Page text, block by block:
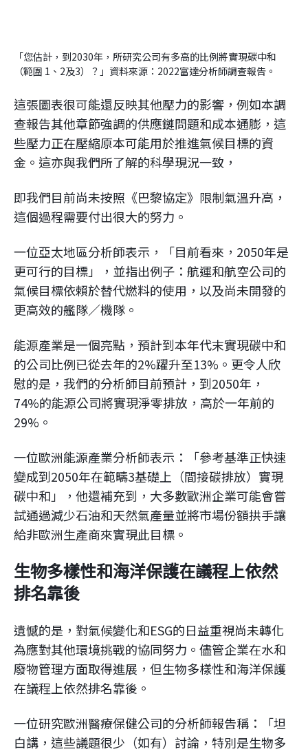
「您估計，到2030年，所研究公司有多高的比例將實現碳中和
（範圍 1、2及3）？」資料來源：2022富達分析師調查報告。
這張圖表很可能還反映其他壓力的影響，例如本調
查報告其他章節強調的供應鏈問題和成本通膨，這
些壓力正在壓縮原本可能用於推進氣候目標的資
金。這亦與我們所了解的科學現況一致，
即我們目前尚未按照《巴黎協定》限制氣溫升高，
這個過程需要付出很大的努力。
一位亞太地區分析師表示，「目前看來，2050年是
更可行的目標」，並指出例子：航運和航空公司的
氣候目標依賴於替代燃料的使用，以及尚未開發的
更高效的艦隊／機隊。
能源產業是一個亮點，預計到本年代末實現碳中和
的公司比例已從去年的2%躍升至13%。更令人欣
慰的是，我們的分析師目前預計，到2050年，
74%的能源公司將實現淨零排放，高於一年前的
29%。
一位歐洲能源產業分析師表示：「參考基準正快速
變成到2050年在範疇3基礎上（間接碳排放）實現
碳中和」，他還補充到，大多數歐洲企業可能會嘗
試通過減少石油和天然氣產量並將市場份額拱手讓
給非歐洲生產商來實現此目標。
生物多樣性和海洋保護在議程上依然
排名靠後
遺憾的是，對氣候變化和ESG的日益重視尚未轉化
為應對其他環境挑戰的協同努力。儘管企業在水和
廢物管理方面取得進展，但生物多樣性和海洋保護
在議程上依然排名靠後。
一位研究歐洲醫療保健公司的分析師報告稱：「坦
白講，這些議題很少（如有）討論，特別是生物多